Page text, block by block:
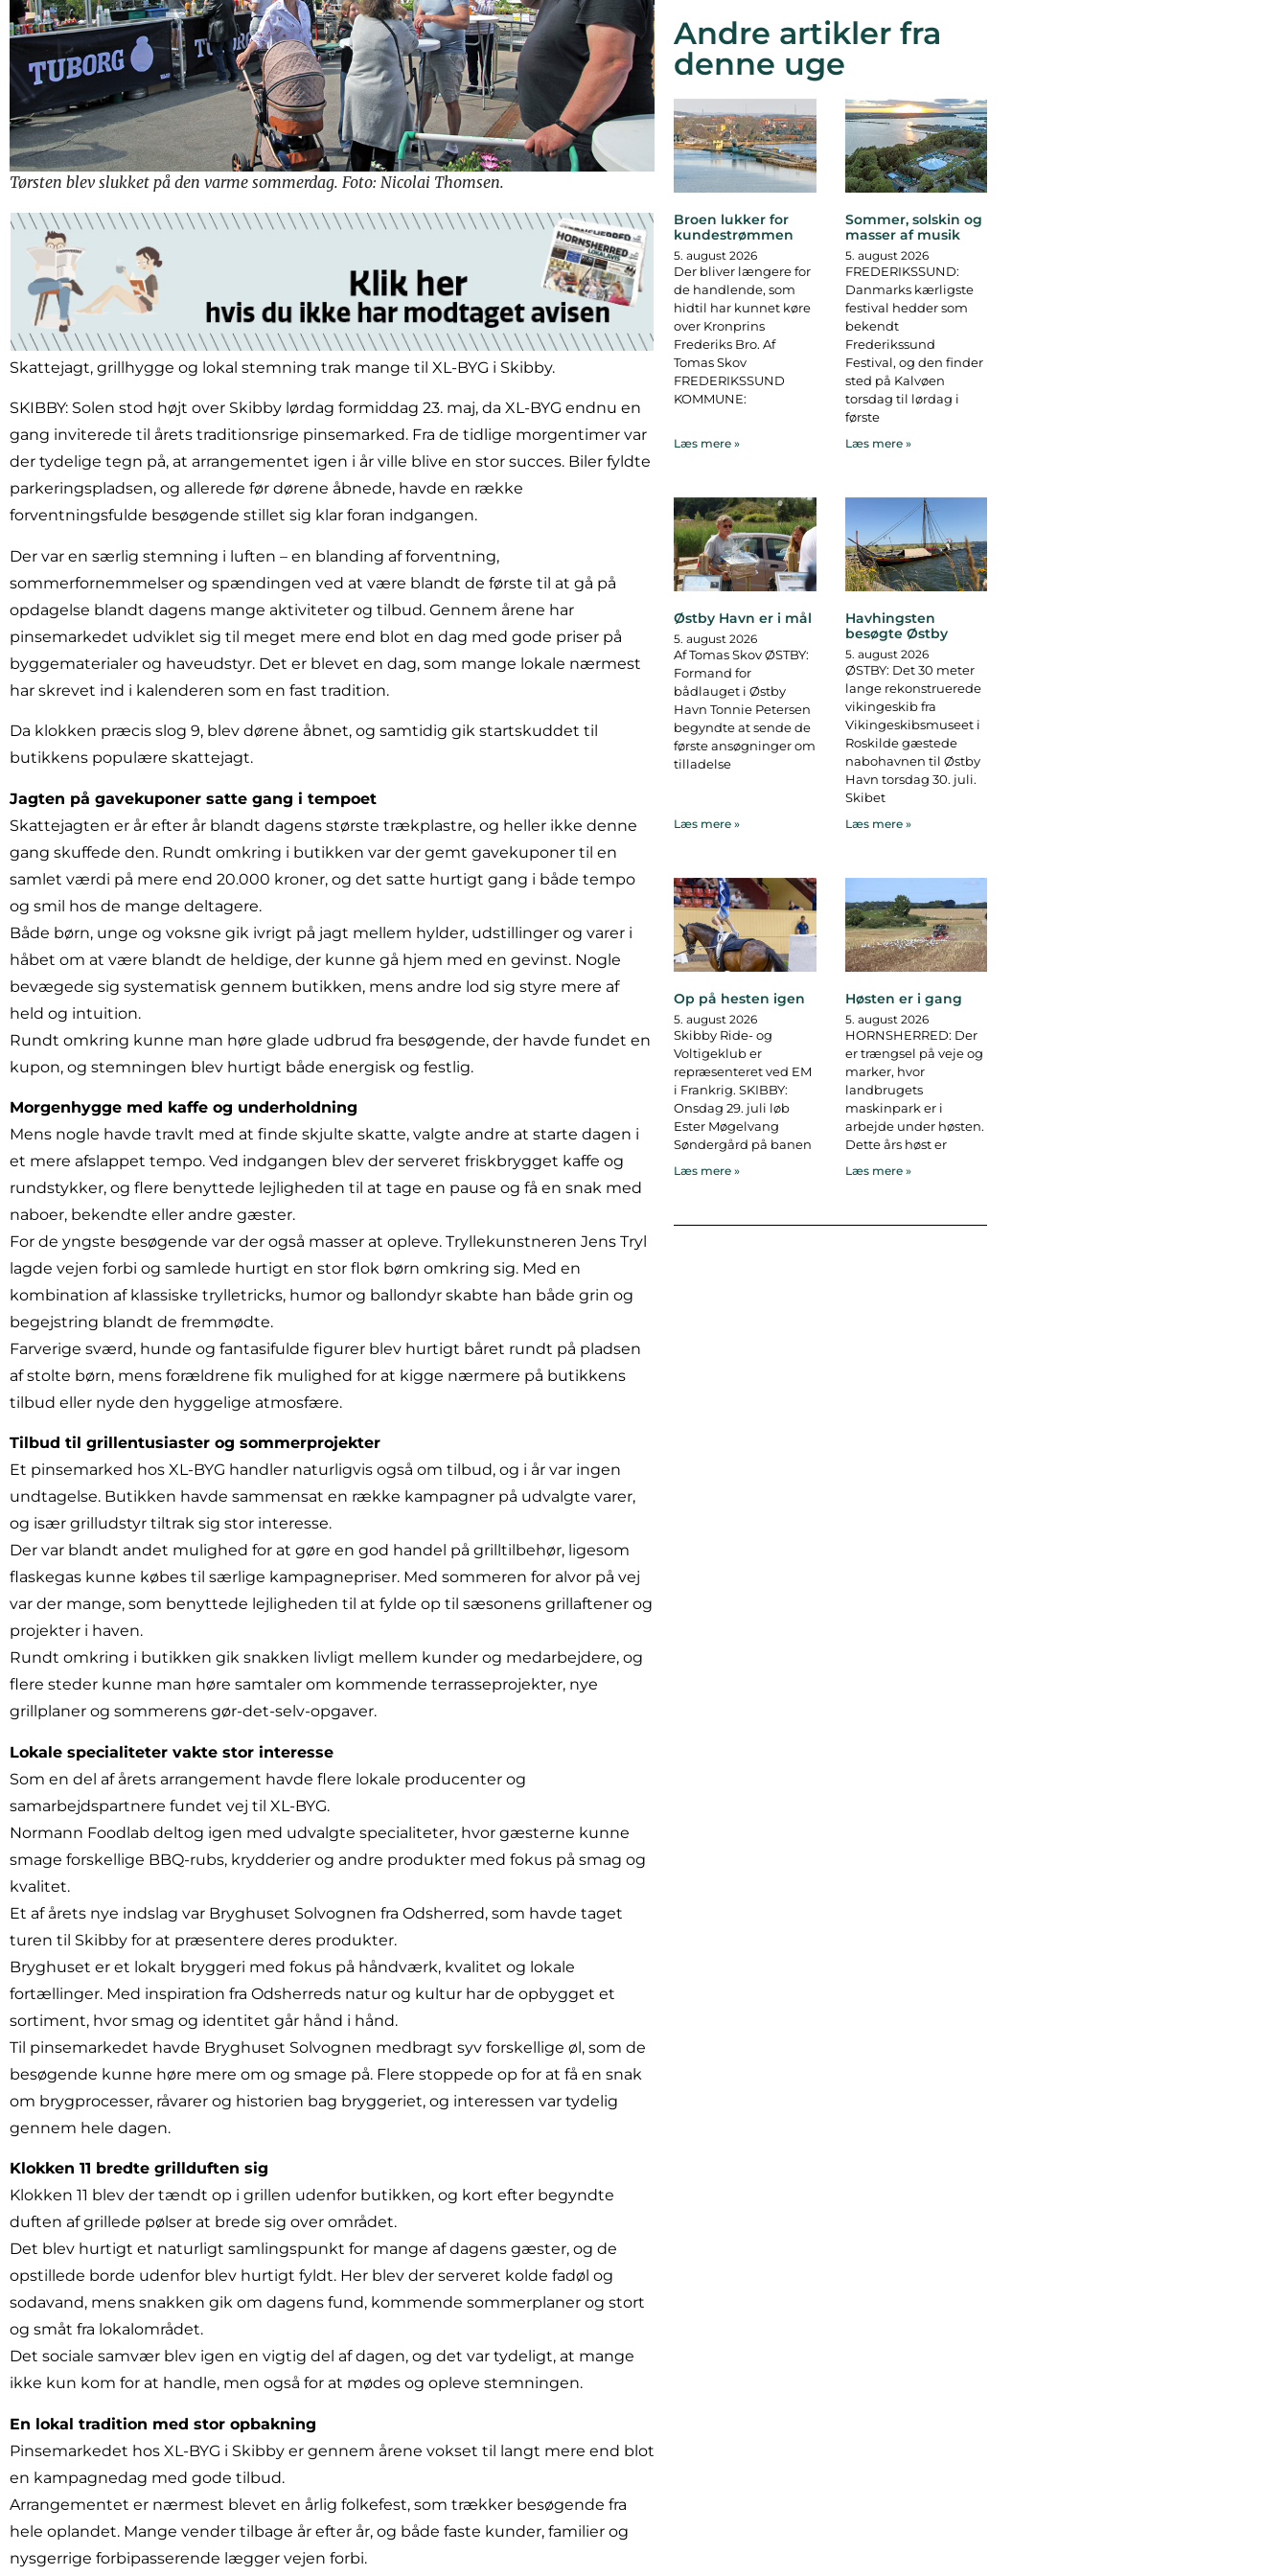
Tørsten blev slukket på den varme sommerdag. Foto: Nicolai Thomsen.
Skattejagt, grillhygge og lokal stemning trak mange til XL-BYG i Skibby.
SKIBBY: Solen stod højt over Skibby lørdag formiddag 23. maj, da XL-BYG endnu en
gang inviterede til årets traditionsrige pinsemarked. Fra de tidlige morgentimer var
der tydelige tegn på, at arrangementet igen i år ville blive en stor succes. Biler fyldte
parkeringspladsen, og allerede før dørene åbnede, havde en række
forventningsfulde besøgende stillet sig klar foran indgangen.
Der var en særlig stemning i luften – en blanding af forventning,
sommerfornemmelser og spændingen ved at være blandt de første til at gå på
opdagelse blandt dagens mange aktiviteter og tilbud. Gennem årene har
pinsemarkedet udviklet sig til meget mere end blot en dag med gode priser på
byggematerialer og haveudstyr. Det er blevet en dag, som mange lokale nærmest
har skrevet ind i kalenderen som en fast tradition.
Da klokken præcis slog 9, blev dørene åbnet, og samtidig gik startskuddet til
butikkens populære skattejagt.
Jagten på gavekuponer satte gang i tempoet
Skattejagten er år efter år blandt dagens største trækplastre, og heller ikke denne
gang skuffede den. Rundt omkring i butikken var der gemt gavekuponer til en
samlet værdi på mere end 20.000 kroner, og det satte hurtigt gang i både tempo
og smil hos de mange deltagere.
Både børn, unge og voksne gik ivrigt på jagt mellem hylder, udstillinger og varer i
håbet om at være blandt de heldige, der kunne gå hjem med en gevinst. Nogle
bevægede sig systematisk gennem butikken, mens andre lod sig styre mere af
held og intuition.
Rundt omkring kunne man høre glade udbrud fra besøgende, der havde fundet en
kupon, og stemningen blev hurtigt både energisk og festlig.
Morgenhygge med kaffe og underholdning
Mens nogle havde travlt med at finde skjulte skatte, valgte andre at starte dagen i
et mere afslappet tempo. Ved indgangen blev der serveret friskbrygget kaffe og
rundstykker, og flere benyttede lejligheden til at tage en pause og få en snak med
naboer, bekendte eller andre gæster.
For de yngste besøgende var der også masser at opleve. Tryllekunstneren Jens Tryl
lagde vejen forbi og samlede hurtigt en stor flok børn omkring sig. Med en
kombination af klassiske trylletricks, humor og ballondyr skabte han både grin og
begejstring blandt de fremmødte.
Farverige sværd, hunde og fantasifulde figurer blev hurtigt båret rundt på pladsen
af stolte børn, mens forældrene fik mulighed for at kigge nærmere på butikkens
tilbud eller nyde den hyggelige atmosfære.
Tilbud til grillentusiaster og sommerprojekter
Et pinsemarked hos XL-BYG handler naturligvis også om tilbud, og i år var ingen
undtagelse. Butikken havde sammensat en række kampagner på udvalgte varer,
og især grilludstyr tiltrak sig stor interesse.
Der var blandt andet mulighed for at gøre en god handel på grilltilbehør, ligesom
flaskegas kunne købes til særlige kampagnepriser. Med sommeren for alvor på vej
var der mange, som benyttede lejligheden til at fylde op til sæsonens grillaftener og
projekter i haven.
Rundt omkring i butikken gik snakken livligt mellem kunder og medarbejdere, og
flere steder kunne man høre samtaler om kommende terrasseprojekter, nye
grillplaner og sommerens gør-det-selv-opgaver.
Lokale specialiteter vakte stor interesse
Som en del af årets arrangement havde flere lokale producenter og
samarbejdspartnere fundet vej til XL-BYG.
Normann Foodlab deltog igen med udvalgte specialiteter, hvor gæsterne kunne
smage forskellige BBQ-rubs, krydderier og andre produkter med fokus på smag og
kvalitet.
Et af årets nye indslag var Bryghuset Solvognen fra Odsherred, som havde taget
turen til Skibby for at præsentere deres produkter.
Bryghuset er et lokalt bryggeri med fokus på håndværk, kvalitet og lokale
fortællinger. Med inspiration fra Odsherreds natur og kultur har de opbygget et
sortiment, hvor smag og identitet går hånd i hånd.
Til pinsemarkedet havde Bryghuset Solvognen medbragt syv forskellige øl, som de
besøgende kunne høre mere om og smage på. Flere stoppede op for at få en snak
om brygprocesser, råvarer og historien bag bryggeriet, og interessen var tydelig
gennem hele dagen.
Klokken 11 bredte grillduften sig
Klokken 11 blev der tændt op i grillen udenfor butikken, og kort efter begyndte
duften af grillede pølser at brede sig over området.
Det blev hurtigt et naturligt samlingspunkt for mange af dagens gæster, og de
opstillede borde udenfor blev hurtigt fyldt. Her blev der serveret kolde fadøl og
sodavand, mens snakken gik om dagens fund, kommende sommerplaner og stort
og småt fra lokalområdet.
Det sociale samvær blev igen en vigtig del af dagen, og det var tydeligt, at mange
ikke kun kom for at handle, men også for at mødes og opleve stemningen.
En lokal tradition med stor opbakning
Pinsemarkedet hos XL-BYG i Skibby er gennem årene vokset til langt mere end blot
en kampagnedag med gode tilbud.
Arrangementet er nærmest blevet en årlig folkefest, som trækker besøgende fra
hele oplandet. Mange vender tilbage år efter år, og både faste kunder, familier og
nysgerrige forbipasserende lægger vejen forbi.
Andre artikler fra
denne uge
Broen lukker for
kundestrømmen
5. august 2026
Der bliver længere for
de handlende, som
hidtil har kunnet køre
over Kronprins
Frederiks Bro. Af
Tomas Skov
FREDERIKSSUND
KOMMUNE:
Læs mere »
Sommer, solskin og
masser af musik
5. august 2026
FREDERIKSSUND:
Danmarks kærligste
festival hedder som
bekendt
Frederikssund
Festival, og den finder
sted på Kalvøen
torsdag til lørdag i
første
Læs mere »
Østby Havn er i mål
5. august 2026
Af Tomas Skov ØSTBY:
Formand for
bådlauget i Østby
Havn Tonnie Petersen
begyndte at sende de
første ansøgninger om
tilladelse
Læs mere »
Havhingsten
besøgte Østby
5. august 2026
ØSTBY: Det 30 meter
lange rekonstruerede
vikingeskib fra
Vikingeskibsmuseet i
Roskilde gæstede
nabohavnen til Østby
Havn torsdag 30. juli.
Skibet
Læs mere »
Op på hesten igen
5. august 2026
Skibby Ride- og
Voltigeklub er
repræsenteret ved EM
i Frankrig. SKIBBY:
Onsdag 29. juli løb
Ester Møgelvang
Søndergård på banen
Læs mere »
Høsten er i gang
5. august 2026
HORNSHERRED: Der
er trængsel på veje og
marker, hvor
landbrugets
maskinpark er i
arbejde under høsten.
Dette års høst er
Læs mere »